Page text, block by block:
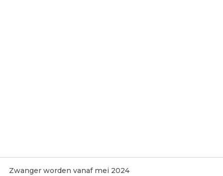
Zwanger worden vanaf mei 2024